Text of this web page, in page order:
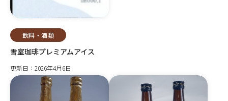
飲料・酒類
雪室珈琲プレミアムアイス
更新日：2026年4月6日